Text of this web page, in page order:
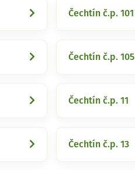
Čechtín č.p. 101
Čechtín č.p. 105
Čechtín č.p. 11
Čechtín č.p. 13